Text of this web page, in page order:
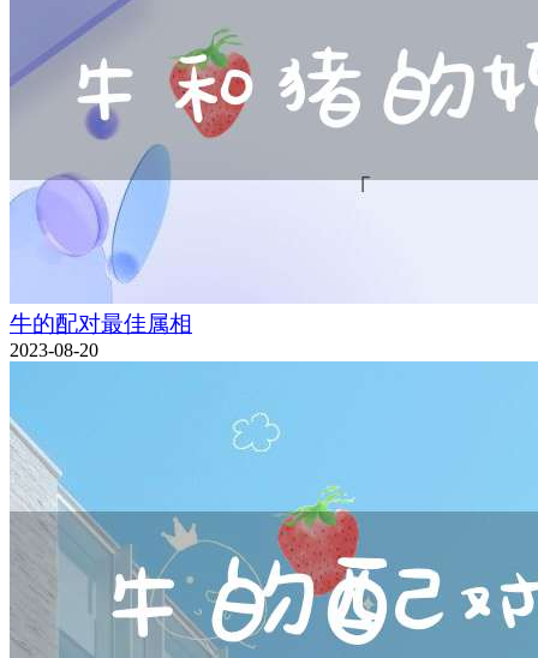
牛的配对最佳属相
2023-08-20